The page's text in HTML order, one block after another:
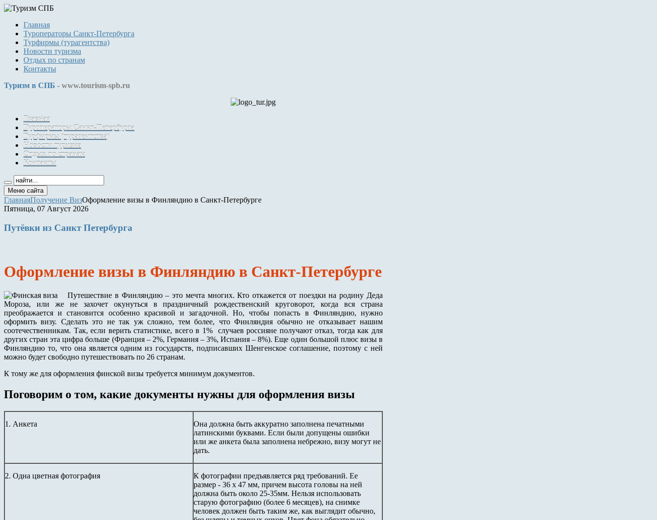
Главная
Туроператоры Санкт-Петербурга
Турфирмы (турагентства)
Новости туризма
Отдых по странам
Контакты
Туризм в СПБ - www.tourism-spb.ru
Главная
Туроператоры Санкт-Петербурга
Турфирмы (турагентства)
Новости туризма
Отдых по странам
Контакты
Меню сайта
ГлавнаяПолучение ВизОформление визы в Финляндию в Санкт-Петербурге
Пятница, 07 Август 2026
Путёвки из Санкт Петербурга
Оформление визы в Финляндию в Санкт-Петербурге
Путешествие в Финляндию – это мечта многих. Кто откажется от поездки на родину Деда
Мороза, или же не захочет окунуться в праздничный рождественский круговорот, когда вся страна
преображается и становится особенно красивой и загадочной. Но, чтобы попасть в Финляндию, нужно
оформить визу. Сделать это не так уж сложно, тем более, что Финляндия обычно не отказывает нашим
соотечественникам. Так, если верить статистике, всего в 1% случаев россияне получают отказ, тогда как для
других стран эта цифра больше (Франция – 2%, Германия – 3%, Испания – 8%). Еще один большой плюс визы в
Финляндию то, что она является одним из государств, подписавших Шенгенское соглашение, поэтому с ней
можно будет свободно путешествовать по 26 странам.
К тому же для оформления финской визы требуется минимум документов.
Поговорим о том, какие документы нужны для оформления визы
1. Анкета
Она должна быть аккуратно заполнена печатными
латинскими буквами. Если были допущены ошибки
или же анкета была заполнена небрежно, визу могут не
дать.
2. Одна цветная фотография
К фотографии предъявляется ряд требований. Ее
размер - 36 х 47 мм, причем высота головы на ней
должна быть около 25-35мм. Нельзя использовать
старую фотографию (более 6 месяцев), на снимке
человек должен быть таким же, как выглядит обычно,